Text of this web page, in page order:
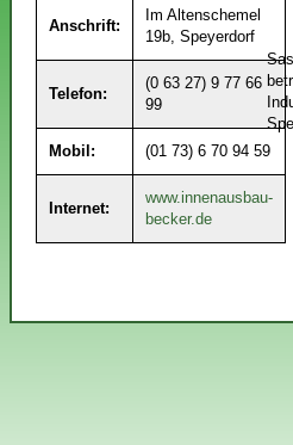
Anschrift:
Im Altenschemel
19b, Speyerdorf
Telefon:
(0 63 27) 9 77 66
99
Mobil: (01 73) 6 70 94 59
Internet:
www.innenausbau-
becker.de